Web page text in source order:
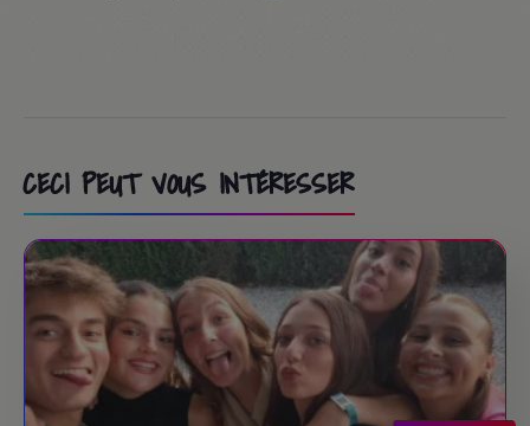
CECI PEUT VOUS INTÉRESSER